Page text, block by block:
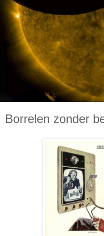
Borrelen zonder